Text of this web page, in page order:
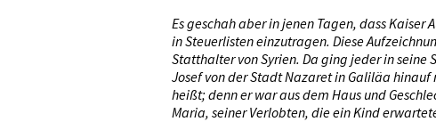
Es geschah aber in jenen Tagen, dass
in Steuerlisten einzutragen. Diese
Statthalter von Syrien. Da ging jeder in seine
Josef von der Stadt Nazaret in Galiläa
heißt; denn er war aus dem Haus und
Maria, seiner Verlobten, die ein Kind